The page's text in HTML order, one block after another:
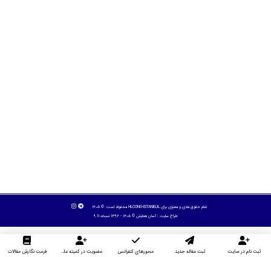
تمام حقوق مادی و معنوی برای HLCONG-ISTANBUL محفوظ است. © ۱۴۰۵
طراح سایت :آسان همایش © ۱۴۰۵ - 1392 نسخه 9.11
ثبت نام در سایت ثبت مقاله جدید محورهای کنفرانس عضویت در کمیته علمی داوران فرمت نگارش مقالات